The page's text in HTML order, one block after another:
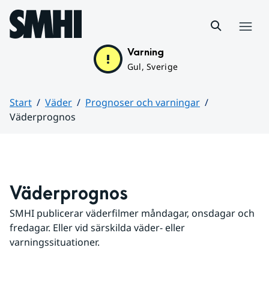
Hoppa till sidans innehåll
Varning
Gul, Sverige
Start Väder
Prognoser och varningar
Väderprognos
Väderprognos
SMHI publicerar väderfilmer måndagar, onsdagar och
fredagar. Eller vid särskilda väder- eller
varningssituationer.